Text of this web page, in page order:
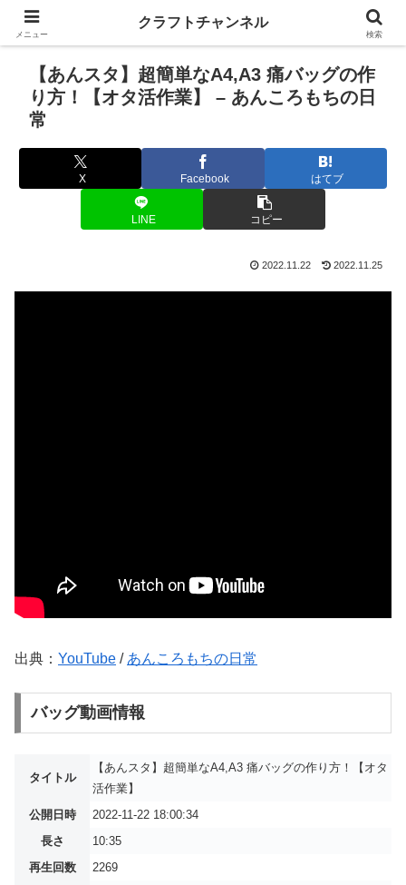
【あんスタ】超簡単なA4,A3 痛バッグの作
り方！【オタ活作業】 – あんころもちの日
常
X Facebook はてブ
LINE コピー
2022.11.22 2022.11.25
出典： YouTube / あんころもちの日常
バッグ動画情報
タイトル
【あんスタ】超簡単なA4,A3 痛バッグの作り方！【オタ
活作業】
公開日時
2022-11-22 18:00:34
長さ
10:35
再生回数
2269
メニュー
クラフトチャンネル
検索